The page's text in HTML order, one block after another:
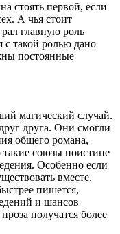
стоять первой, если
А чья стоит
главную роль
с такой ролью дано
постоянные
магический случай.
друга. Они смогли
общего романа,
такие союзы поистине
Особенно если
вместе.
пишется,
и шансов
получатся более